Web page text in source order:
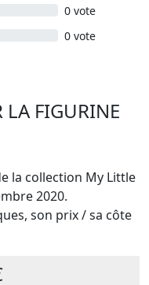
0 vote
0 vote
LA FIGURINE
la collection My Little
2020.
son prix / sa côte